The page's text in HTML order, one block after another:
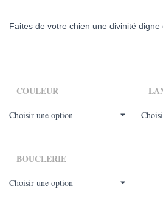
Faites de votre chien une divinité digne
COULEUR
BOUCLERIE